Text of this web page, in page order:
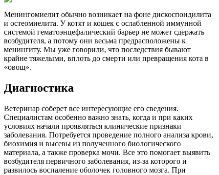
Менингомиелит обычно возникает на фоне дискоспондилита
и остеомиелита. У котят и кошек с ослабленной иммунной
системой гематоэнцефалический барьер не может сдержать
возбудителя, а потому они весьма предрасположены к
менингиту. Мы уже говорили, что последствия бывают
крайне тяжелыми, вплоть до смерти или превращения кота в
«овощ».
Диагностика
Ветеринар соберет все интересующие его сведения.
Специалистам особенно важно знать, когда и при каких
условиях начали проявляться клинические признаки
заболевания. Потребуется проведение полного анализа крови,
биохимия и высевы из полученного биологического
материала, а также проверка мочи. Все это помогает выявить
возбудителя первичного заболевания, из-за которого и
развилось воспаление оболочек головного мозга. При